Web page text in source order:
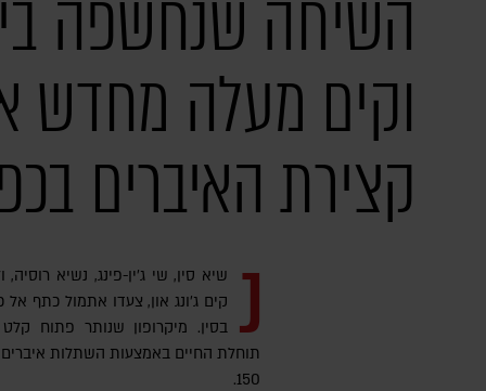
השיחה שנחשפה
וקים מעלה מחדש
קצירת האיברים
נ
שיא סין, שי ג'ין-פינג, נשיא רוסיה,
קים ג'ונג און, צעדו אתמול כתף
בסין. מיקרופון שנותר פתוח
תוחלת החיים באמצעות השתלות
150.